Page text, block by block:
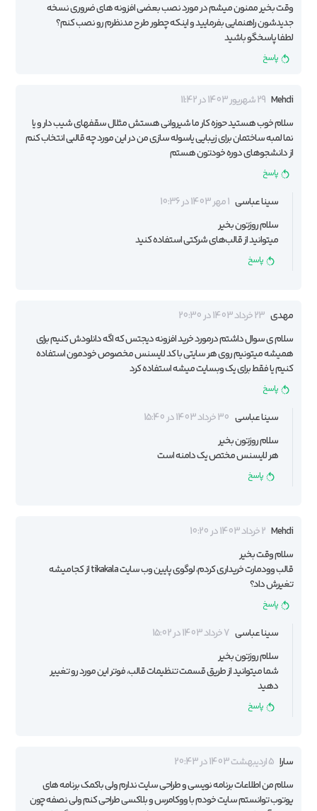
وقت بخیر ممنون میشم در مورد نصب بعضی افزونه های ضروری نسخه
جدیدشون راهنمایی بفرمایید و اینکه چطور طرح مدنظرم رو نصب کنم؟
لطفا پاسخگو باشید
پاسخ
Mehdi 29 شهریور 1403 در 11:42
سلام خوب هستید حوزه کار ما شیروانی هستش مثلال سقفهای شیب دار و یا
نما لمبه ساختمان برای زیبایی یاسوله سازی من در این مورد چه قالبی انتخاب کنم
از دانشجوهای دوره خودتون هستم
پاسخ
سینا عباسی 1 مهر 1403 در 10:36
سلام روزتون بخیر
میتوانید ازقالب‌های شرکتیاستفاده کنید
پاسخ
مهدی 23 خرداد 1403 در 20:30
سلام ی سوال داشتم درمورد خرید افزونه دیجتس که اگه دانلودش کنیم برای
همیشه میتونیم روی هر سایتی با کد لایسنس مخصوص خودمون استفاده
کنیم یا فقط برای یک وبسایت میشه استفاده کرد
پاسخ
سینا عباسی 30 خرداد 1403 در 15:40
سلام روزتون بخیر
هر لایسنس مختص یک دامنه است
پاسخ
Mehdi 2 خرداد 1403 در 10:20
سلام وقت بخیر
قالب وودمارت خریداری کردم، لوگوی پایین وب سایت tikakala از کجا میشه
تغیرش داد؟
پاسخ
سینا عباسی 7 خرداد 1403 در 15:02
سلام روزتون بخیر
شما میتوانید از طریق قسمت تنظیمات قالب، فوتر این مورد رو تغییر
دهید
پاسخ
سارا 5 اردیبهشت 1403 در 20:43
سلام من اطلاعات برنامه نویسی و طراحی سایت ندارم ولی باکمک برنامه های
یوتوب توانستم سایت خودم با ووکامرس و بلاکسی طراحی کنم ولی نصفه چون